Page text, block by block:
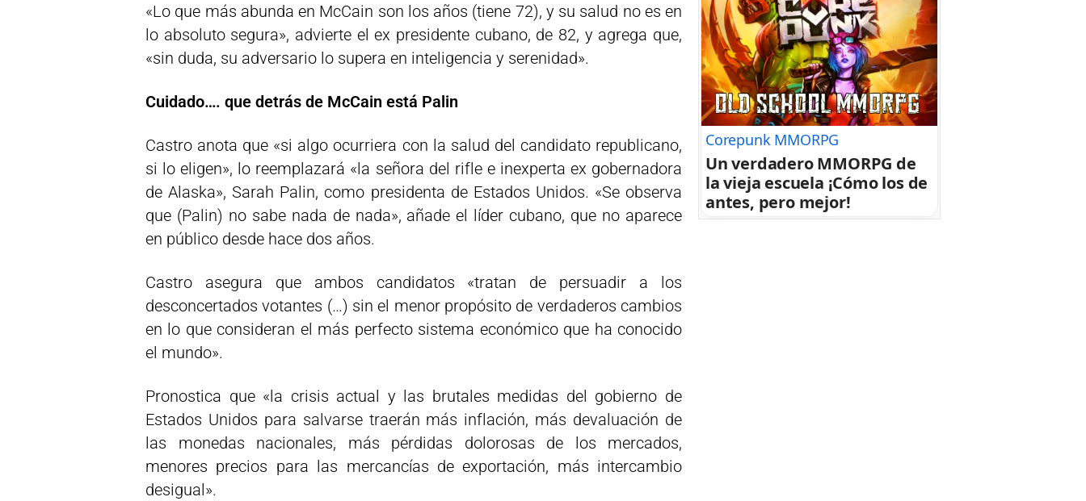
«Lo que más abunda en McCain son los años (tiene 72), y su salud no es en
lo absoluto segura», advierte el ex presidente cubano, de 82, y agrega que,
«sin duda, su adversario lo supera en inteligencia y serenidad».
Cuidado…. que detrás de McCain está Palin
Castro anota que «si algo ocurriera con la salud del candidato republicano,
si lo eligen», lo reemplazará «la señora del rifle e inexperta ex gobernadora
de Alaska», Sarah Palin, como presidenta de Estados Unidos. «Se observa
que (Palin) no sabe nada de nada», añade el líder cubano, que no aparece
en público desde hace dos años.
Castro asegura que ambos candidatos «tratan de persuadir a los
desconcertados votantes (…) sin el menor propósito de verdaderos cambios
en lo que consideran el más perfecto sistema económico que ha conocido
el mundo».
Pronostica que «la crisis actual y las brutales medidas del gobierno de
Estados Unidos para salvarse traerán más inflación, más devaluación de
las monedas nacionales, más pérdidas dolorosas de los mercados,
menores precios para las mercancías de exportación, más intercambio
desigual».
Corepunk MMORPG
Un verdadero MMORPG de
la vieja escuela ¡Cómo los de
antes, pero mejor!